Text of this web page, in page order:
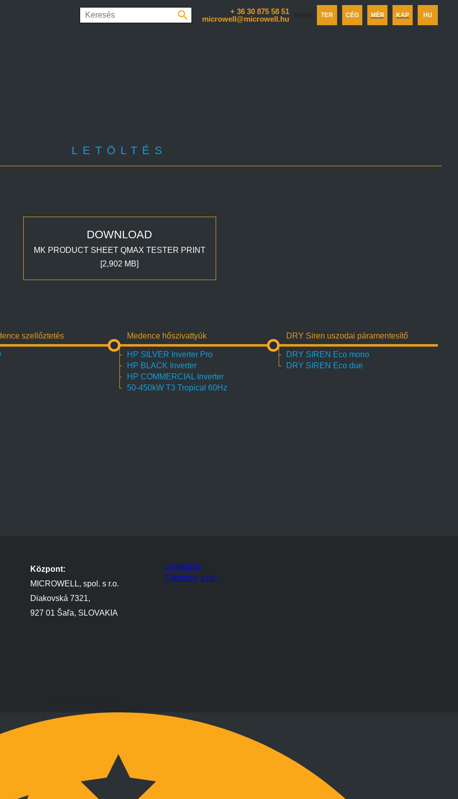
+ 36 30 875 58 51
microwell@microwell.hu
TER CÉG MÉR KAP HU
LETÖLTÉS
DOWNLOAD
MK PRODUCT SHEET QMAX TESTER PRINT
[2,902 MB]
szellőztetés Medence hőszivattyúk
HP SILVER Inverter Pro
HP BLACK Inverter
HP COMMERCIAL Inverter
50-450kW T3 Tropical 60Hz
DRY Siren uszodai páramentesítő
DRY SIREN Eco mono
DRY SIREN Eco due
Központ:
MICROWELL, spol. s r.o.
Diakovská 7321,
927 01 Šaľa, SLOVAKIA
9:00 és 17:00 óra között
created by
Cstudios, s.r.o.